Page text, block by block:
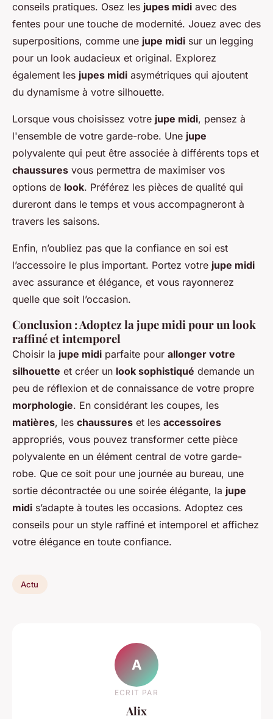
conseils pratiques. Osez les jupes midi avec des
fentes pour une touche de modernité. Jouez avec des
superpositions, comme une jupe midi sur un legging
pour un look audacieux et original. Explorez
également les jupes midi asymétriques qui ajoutent
du dynamisme à votre silhouette.
Lorsque vous choisissez votre jupe midi, pensez à
l'ensemble de votre garde-robe. Une jupe
polyvalente qui peut être associée à différents tops et
chaussures vous permettra de maximiser vos
options de look. Préférez les pièces de qualité qui
dureront dans le temps et vous accompagneront à
travers les saisons.
Enfin, n’oubliez pas que la confiance en soi est
l’accessoire le plus important. Portez votre jupe midi
avec assurance et élégance, et vous rayonnerez
quelle que soit l’occasion.
Conclusion : Adoptez la jupe midi pour un look
raffiné et intemporel
Choisir la jupe midi parfaite pour allonger votre
silhouette et créer un look sophistiqué demande un
peu de réflexion et de connaissance de votre propre
morphologie. En considérant les coupes, les
matières, les chaussures et les accessoires
appropriés, vous pouvez transformer cette pièce
polyvalente en un élément central de votre garde-
robe. Que ce soit pour une journée au bureau, une
sortie décontractée ou une soirée élégante, la jupe
midi s’adapte à toutes les occasions. Adoptez ces
conseils pour un style raffiné et intemporel et affichez
votre élégance en toute confiance.
Actu
A
ECRIT PAR
Alix